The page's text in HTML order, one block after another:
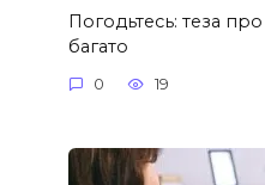
Погодьтесь: теза
багато
0 19